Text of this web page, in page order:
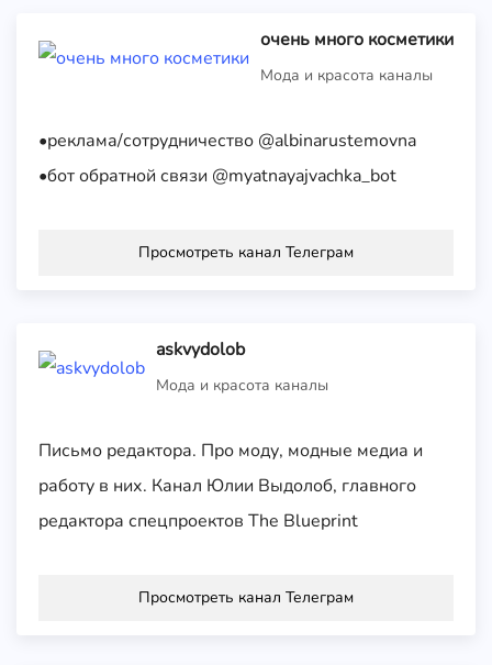
очень много косметики
Мода и красота каналы
•реклама/сотрудничество @albinarustemovna
•бот обратной связи @myatnayajvachka_bot
Просмотреть канал Телеграм
askvydolob
Мода и красота каналы
Письмо редактора. Про моду, модные медиа и
работу в них. Канал Юлии Выдолоб, главного
редактора спецпроектов The Blueprint
Просмотреть канал Телеграм